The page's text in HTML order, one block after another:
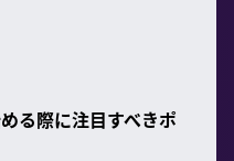
る際に注目すべきポ